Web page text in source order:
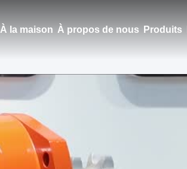
À la maison À propos de nous Produits